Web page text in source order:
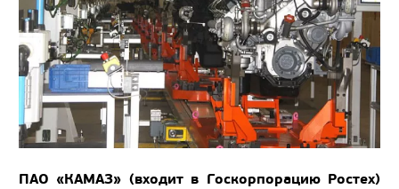
ПАО «КАМАЗ» (входит в Госкорпорацию Ростех)